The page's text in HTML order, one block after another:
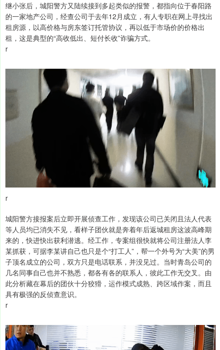
继小张后，城阳警方又陆续接到多起类似的报警，都指向位于春阳路
的一家地产公司，经查公司于去年12月成立，有人专职在网上寻找出
租房源，以高价格与房东签订托管协议，再以低于市场价的价格出
租，这是典型的“高收低出、短付长收”诈骗方式。
r
r
城阳警方接报案后立即开展侦查工作，发现该公司已关闭且法人代表
等人员均已消失不见，看样子团伙就是奔着年后返城租房这波高峰期
来的，快进快出获利潜逃。经工作，专案组很快就将公司注册法人李
某抓获，可据李某讲自己也只是个“打工人”，帮一个外号为“大美”的男
子顶名成立的公司，双方只是电话联系，并没见过。当时青岛公司的
几名同事自己也并不熟悉，都各有各的联系人，彼此工作无交叉。由
此分析藏在幕后的团伙十分狡猾，运作模式成熟、跨区域作案，而且
具有极强的反侦查意识。
r